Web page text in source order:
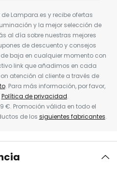
Lampara.es y recibe ofertas
y la mejor selección de
al día sobre nuestras mejores
de descuento y consejos
baja en cualquier momento con
link que añadimos en cada
atención al cliente a través de
. Para más información, por favor,
Política de privacidad.
€. Promoción válida en todo el
de los siguientes fabricantes.